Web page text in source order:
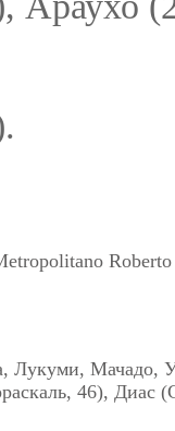
Лукуми, Мачадо,
46), Диас